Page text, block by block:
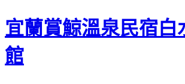
宜蘭賞鯨溫泉民宿白
館